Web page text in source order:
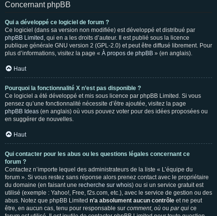
Concernant phpBB
Qui a développé ce logiciel de forum ?
Ce logiciel (dans sa version non modifiée) est développé et distribué par
phpBB Limited , qui en a les droits d’auteur. Il est publié sous la licence
publique générale GNU version 2 (GPL-2.0) et peut être diffusé librement. Pour
plus d’informations, visitez la page « À propos de phpBB » (en anglais).
Haut
Pourquoi la fonctionnalité X n’est pas disponible ?
Ce logiciel a été développé et mis sous licence par phpBB Limited. Si vous
pensez qu’une fonctionnalité nécessite d’être ajoutée, visitez la page
phpBB Ideas (en anglais) où vous pouvez voter pour des idées proposées ou
en suggérer de nouvelles.
Haut
Qui contacter pour les abus ou les questions légales concernant ce
forum ?
Contactez n’importe lequel des administrateurs de la liste « L’équipe du
forum ». Si vous restez sans réponse alors prenez contact avec le propriétaire
du domaine (en faisant une recherche sur whois) ou si un service gratuit est
utilisé (exemple : Yahoo!, Free, f2s.com, etc.), avec le service de gestion ou des
abus. Notez que phpBB Limited n’a absolument aucun contrôle et ne peut
être, en aucun cas, tenu pour responsable sur comment, où ou par qui ce